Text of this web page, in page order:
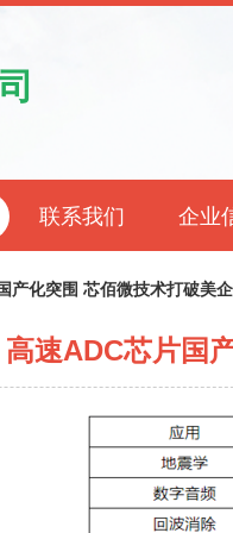
联系我们 企业
产化突围 芯佰微技术打破美
高速ADC芯片国